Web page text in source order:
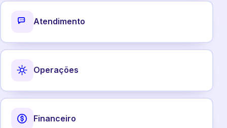
Atendimento
Operações
Financeiro